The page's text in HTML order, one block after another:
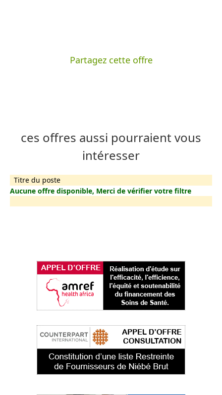
Partagez cette offre
ces offres aussi pourraient vous
intéresser
Titre du poste
Aucune offre disponible, Merci de vérifier votre filtre